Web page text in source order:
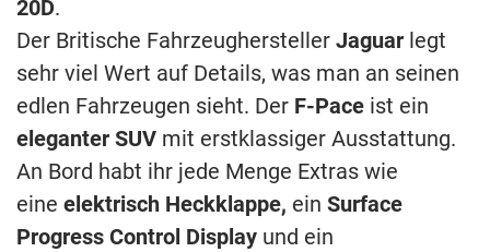
20D.
Der Britische Fahrzeughersteller Jaguar legt
sehr viel Wert auf Details, was man an seinen
edlen Fahrzeugen sieht. Der F-Pace ist ein
eleganter SUV mit erstklassiger Ausstattung.
An Bord habt ihr jede Menge Extras wie
eine elektrisch Heckklappe, ein Surface
Progress Control Display und ein